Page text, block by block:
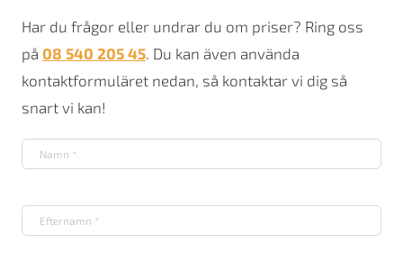
Har du frågor eller undrar du om priser? Ring oss
på 08 540 205 45. Du kan även använda
kontaktformuläret nedan, så kontaktar vi dig så
snart vi kan!